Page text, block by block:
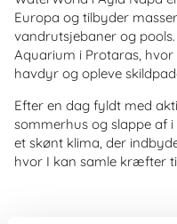
Europa og tilbyder
vandrutsjebaner og
Aquarium i Protaras,
havdyr og opleve
Efter en dag fyldt med
sommerhus og slappe af
et skønt klima, der
hvor I kan samle kræfter